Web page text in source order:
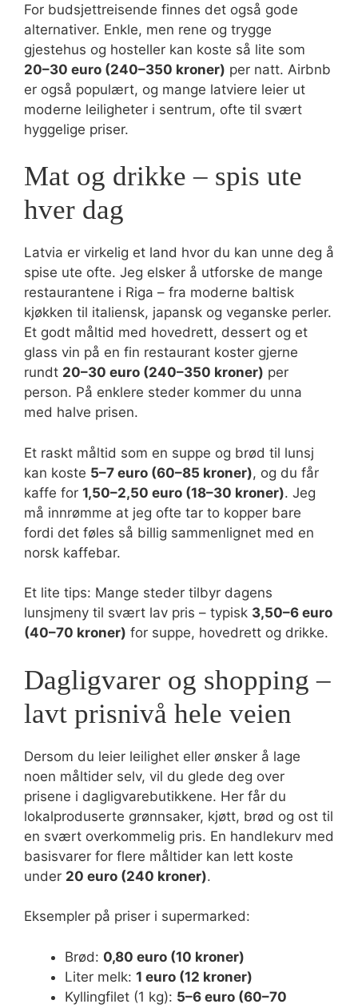
For budsjettreisende finnes det også gode
alternativer. Enkle, men rene og trygge
gjestehus og hosteller kan koste så lite som
20–30 euro (240–350 kroner) per natt. Airbnb
er også populært, og mange latviere leier ut
moderne leiligheter i sentrum, ofte til svært
hyggelige priser.
Mat og drikke – spis ute
hver dag
Latvia er virkelig et land hvor du kan unne deg å
spise ute ofte. Jeg elsker å utforske de mange
restaurantene i Riga – fra moderne baltisk
kjøkken til italiensk, japansk og veganske perler.
Et godt måltid med hovedrett, dessert og et
glass vin på en fin restaurant koster gjerne
rundt 20–30 euro (240–350 kroner) per
person. På enklere steder kommer du unna
med halve prisen.
Et raskt måltid som en suppe og brød til lunsj
kan koste 5–7 euro (60–85 kroner), og du får
kaffe for 1,50–2,50 euro (18–30 kroner). Jeg
må innrømme at jeg ofte tar to kopper bare
fordi det føles så billig sammenlignet med en
norsk kaffebar.
Et lite tips: Mange steder tilbyr dagens
lunsjmeny til svært lav pris – typisk 3,50–6 euro
(40–70 kroner) for suppe, hovedrett og drikke.
Dagligvarer og shopping –
lavt prisnivå hele veien
Dersom du leier leilighet eller ønsker å lage
noen måltider selv, vil du glede deg over
prisene i dagligvarebutikkene. Her får du
lokalproduserte grønnsaker, kjøtt, brød og ost til
en svært overkommelig pris. En handlekurv med
basisvarer for flere måltider kan lett koste
under 20 euro (240 kroner).
Eksempler på priser i supermarked:
Brød: 0,80 euro (10 kroner)
Liter melk: 1 euro (12 kroner)
Kyllingfilet (1 kg): 5–6 euro (60–70